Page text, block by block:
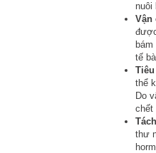
Vận
tế
thể
Do
chết
thư